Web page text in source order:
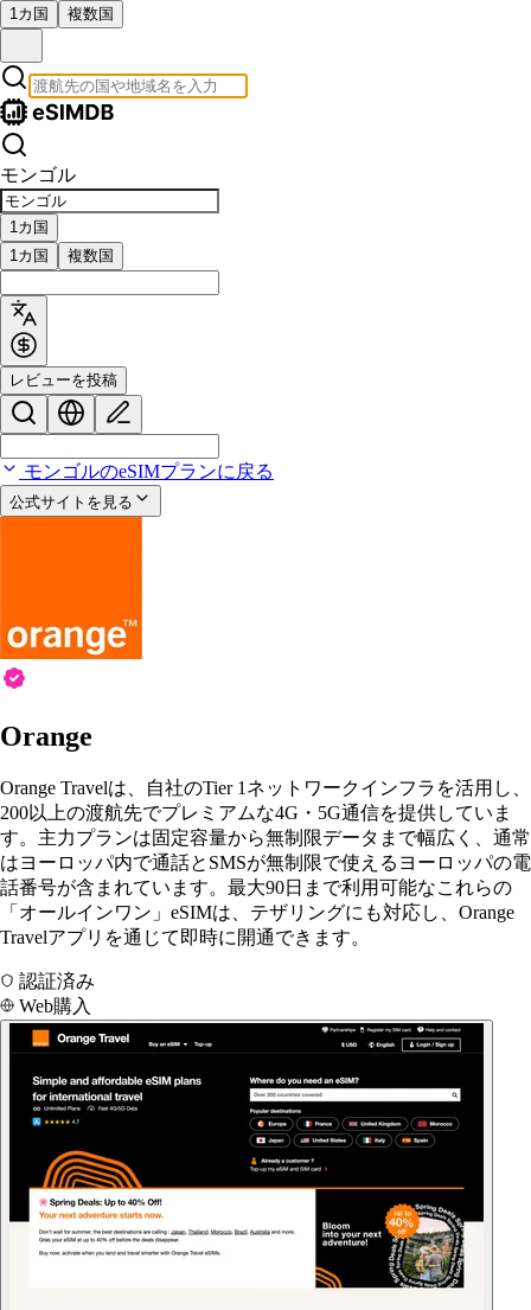
1カ国 複数国
モンゴル
1カ国
1カ国
複数国
レビューを投稿
モンゴルのeSIMプランに戻る
公式サイトを見る
Orange
Orange Travelは、自社のTier 1ネットワークインフラを活用し、
200以上の渡航先でプレミアムな4G・5G通信を提供していま
す。主力プランは固定容量から無制限データまで幅広く、通常
はヨーロッパ内で通話とSMSが無制限で使えるヨーロッパの電
話番号が含まれています。最大90日まで利用可能なこれらの
「オールインワン」eSIMは、テザリングにも対応し、Orange
Travelアプリを通じて即時に開通できます。
認証済み
Web購入